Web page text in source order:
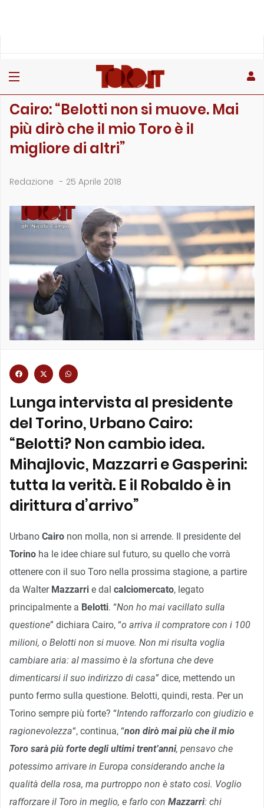
Cairo: “Belotti non si muove. Mai
più dirò che il mio Toro è il
migliore di altri”
Redazione - 25 Aprile 2018
Lunga intervista al presidente
del Torino, Urbano Cairo:
“Belotti? Non cambio idea.
Mihajlovic, Mazzarri e Gasperini:
tutta la verità. E il Robaldo è in
dirittura d’arrivo”
Urbano Cairo non molla, non si arrende. Il presidente del
Torino ha le idee chiare sul futuro, su quello che vorrà
ottenere con il suo Toro nella prossima stagione, a partire
da Walter Mazzarri e dal calciomercato, legato
principalmente a Belotti. “Non ho mai vacillato sulla
questione” dichiara Cairo, “o arriva il compratore con i 100
milioni, o Belotti non si muove. Non mi risulta voglia
cambiare aria: al massimo è la sfortuna che deve
dimenticarsi il suo indirizzo di casa” dice, mettendo un
punto fermo sulla questione. Belotti, quindi, resta. Per un
Torino sempre più forte? “Intendo rafforzarlo con giudizio e
ragionevolezza“, continua, “non dirò mai più che il mio
Toro sarà più forte degli ultimi trent’anni, pensavo che
potessimo arrivare in Europa considerando anche la
qualità della rosa, ma purtroppo non è stato così. Voglio
rafforzare il Toro in meglio, e farlo con Mazzarri: chi